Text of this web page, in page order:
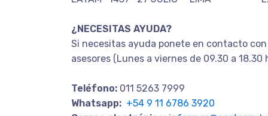
¿NECESITAS AYUDA?
Si necesitas ayuda ponete en contacto
asesores (Lunes a viernes de 09.30 a 18.30
Teléfono: 011 5263 7999
Whatsapp: +54 9 11 6786 3920